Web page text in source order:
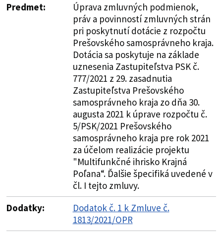
Predmet:
Úprava zmluvných podmienok,
práv a povinností zmluvných strán
pri poskytnutí dotácie z rozpočtu
Prešovského samosprávneho kraja.
Dotácia sa poskytuje na základe
uznesenia Zastupiteľstva PSK č.
777/2021 z 29. zasadnutia
Zastupiteľstva Prešovského
samosprávneho kraja zo dňa 30.
augusta 2021 k úprave rozpočtu č.
5/PSK/2021 Prešovského
samosprávneho kraja pre rok 2021
za účelom realizácie projektu
"Multifunkčné ihrisko Krajná
Poľana“. Ďalšie špecifiká uvedené v
čl. I tejto zmluvy.
Dodatky:
Dodatok č. 1 k Zmluve č.
1813/2021/OPR